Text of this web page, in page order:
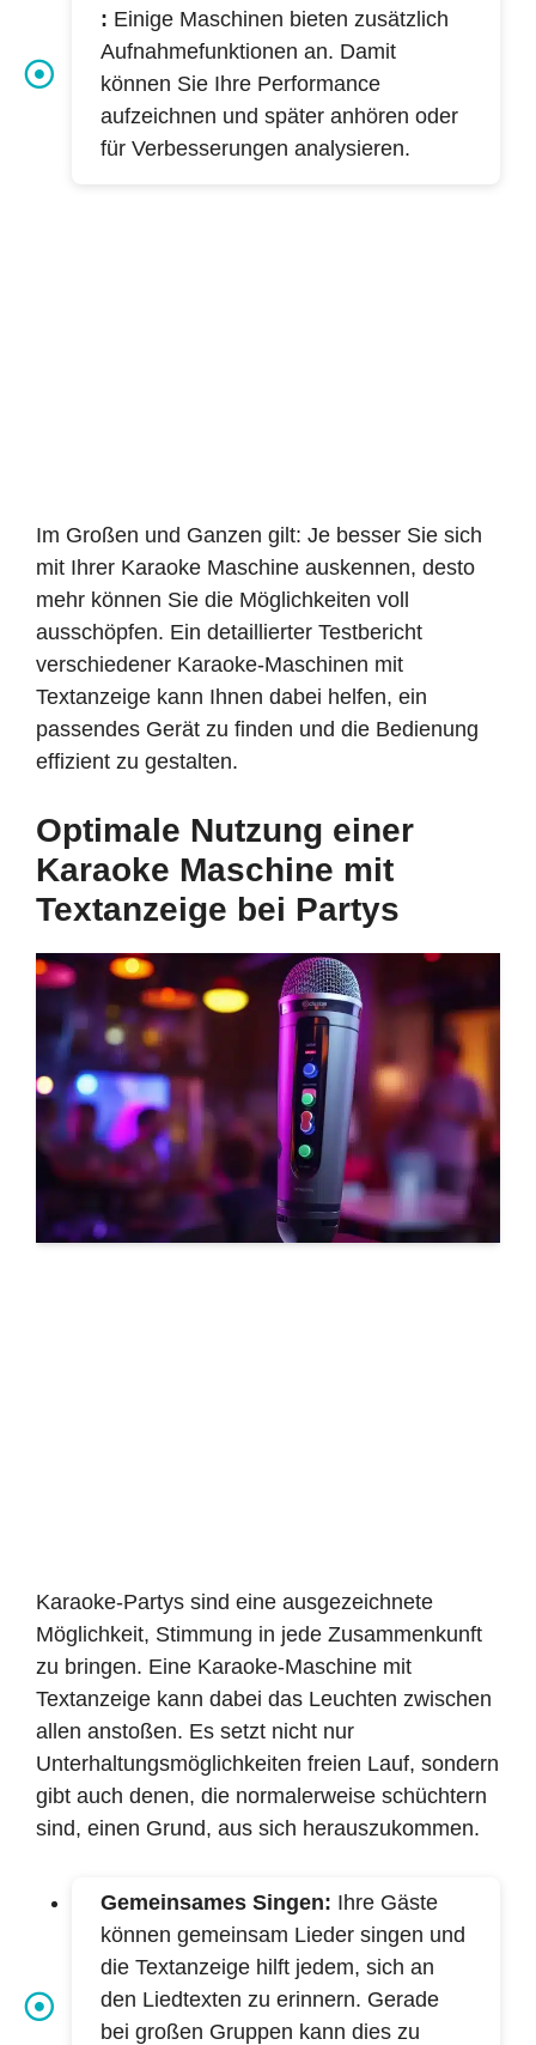
: Einige Maschinen bieten zusätzlich
Aufnahmefunktionen an. Damit
können Sie Ihre Performance
aufzeichnen und später anhören oder
für Verbesserungen analysieren.
Im Großen und Ganzen gilt: Je besser Sie sich
mit Ihrer Karaoke Maschine auskennen, desto
mehr können Sie die Möglichkeiten voll
ausschöpfen. Ein detaillierter Testbericht
verschiedener Karaoke-Maschinen mit
Textanzeige kann Ihnen dabei helfen, ein
passendes Gerät zu finden und die Bedienung
effizient zu gestalten.
Optimale Nutzung einer
Karaoke Maschine mit
Textanzeige bei Partys
Karaoke-Partys sind eine ausgezeichnete
Möglichkeit, Stimmung in jede Zusammenkunft
zu bringen. Eine Karaoke-Maschine mit
Textanzeige kann dabei das Leuchten zwischen
allen anstoßen. Es setzt nicht nur
Unterhaltungsmöglichkeiten freien Lauf, sondern
gibt auch denen, die normalerweise schüchtern
sind, einen Grund, aus sich herauszukommen.
Gemeinsames Singen: Ihre Gäste
können gemeinsam Lieder singen und
die Textanzeige hilft jedem, sich an
den Liedtexten zu erinnern. Gerade
bei großen Gruppen kann dies zu